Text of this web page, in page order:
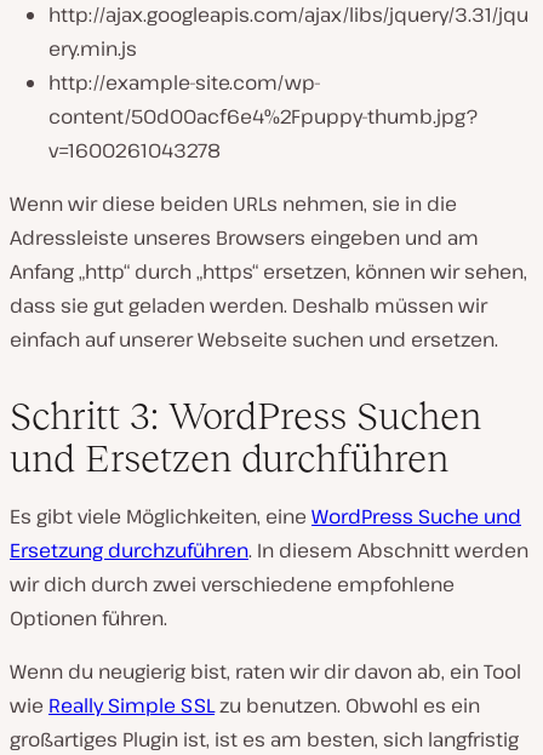
http://ajax.googleapis.com/ajax/libs/jquery/3.31/jqu
ery.min.js
http://example-site.com/wp-
content/50d00acf6e4%2Fpuppy-thumb.jpg?
v=1600261043278
Wenn wir diese beiden URLs nehmen, sie in die
Adressleiste unseres Browsers eingeben und am
Anfang „http“ durch „https“ ersetzen, können wir sehen,
dass sie gut geladen werden. Deshalb müssen wir
einfach auf unserer Webseite suchen und ersetzen.
Schritt 3: WordPress Suchen
und Ersetzen durchführen
Es gibt viele Möglichkeiten, eine WordPress Suche und
Ersetzung durchzuführen. In diesem Abschnitt werden
wir dich durch zwei verschiedene empfohlene
Optionen führen.
Wenn du neugierig bist, raten wir dir davon ab, ein Tool
wie Really Simple SSLzu benutzen. Obwohl es ein
großartiges Plugin ist, ist es am besten, sich langfristig